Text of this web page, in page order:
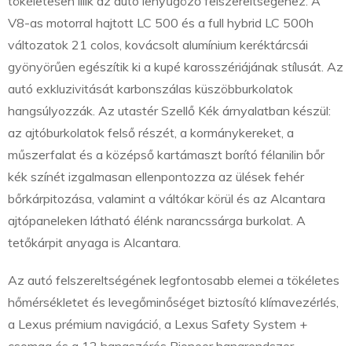
V8-as motorral hajtott LC 500 és a full hybrid LC 500h
változatok 21 colos, kovácsolt alumínium keréktárcsái
gyönyörűen egészítik ki a kupé karosszériájának stílusát. Az
autó exkluzivitását karbonszálas küszöbburkolatok
hangsúlyozzák. Az utastér Szellő Kék árnyalatban készül:
az ajtóburkolatok felső részét, a kormánykereket, a
műszerfalat és a középső kartámaszt borító félanilin bőr
kék színét izgalmasan ellenpontozza az ülések fehér
bőrkárpitozása, valamint a váltókar körül és az Alcantara
ajtópaneleken látható élénk narancssárga burkolat. A
tetőkárpit anyaga is Alcantara.
Az autó felszereltségének legfontosabb elemei a tökéletes
hőmérsékletet és levegőminőséget biztosító klímavezérlés,
a Lexus prémium navigáció, a Lexus Safety System +